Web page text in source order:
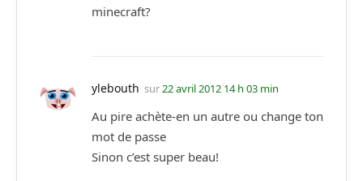
minecraft?
ylebouth sur22 avril 2012 14 h 03 min
Au pire achète-en un autre ou change ton
mot de passe
Sinon c’est super beau!